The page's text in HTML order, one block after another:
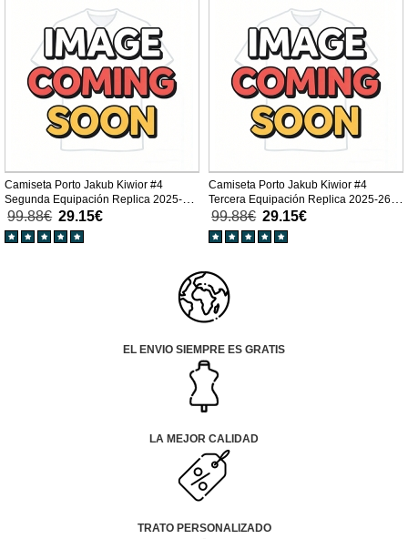
Camiseta Porto Jakub Kiwior #4
Segunda Equipación Replica 2025-26
mangas cortas
99.88€ 29.15€
Camiseta Porto Jakub Kiwior #4
Tercera Equipación Replica 2025-26
mangas cortas
99.88€ 29.15€
EL ENVIO SIEMPRE ES GRATIS
LA MEJOR CALIDAD
TRATO PERSONALIZADO